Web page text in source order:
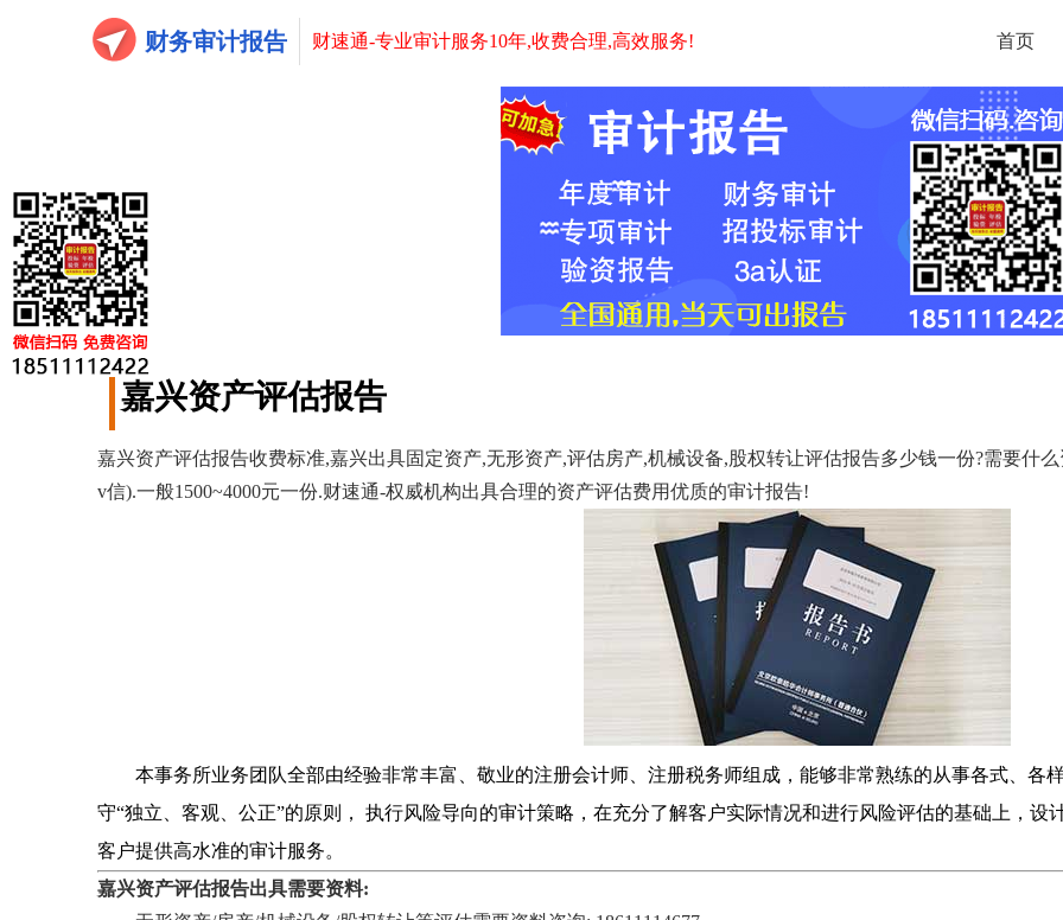
财务审计报告 财速通-专业审计服务10年,收费合理,高效服务! 首页
嘉兴资产评估报告
嘉兴资产评估报告收费标准,嘉兴出具固定资产,无形资产,评估房产,机械设备,股权转让评估报告多少钱一份?需要什么
v信).一般1500~4000元一份.财速通-权威机构出具合理的资产评估费用优质的审计报告!
本事务所业务团队全部由经验非常丰富、敬业的注册会计师、注册税务师组成，能够非常熟练的从事各式、各
守“独立、客观、公正”的原则， 执行风险导向的审计策略，在充分了解客户实际情况和进行风险评估的基础上，
客户提供高水准的审计服务。
嘉兴资产评估报告出具需要资料: